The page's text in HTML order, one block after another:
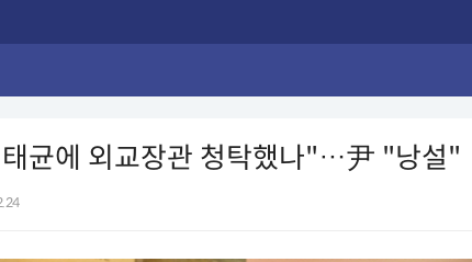
균에 외교장관 청탁했나"…尹 "낭설"